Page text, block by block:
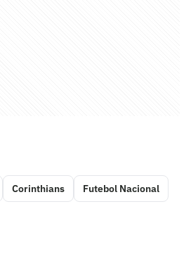
Corinthians Futebol Nacional